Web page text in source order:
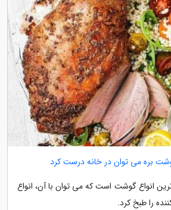
بره می توان در خانه درست کرد
انواع گوشت است که می توان با آن، انواع
را طبخ کرد.